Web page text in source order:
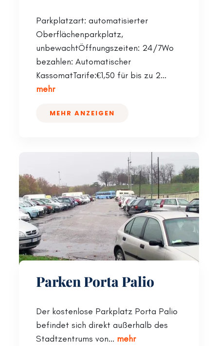
Parkplatzart: automatisierter
Oberflächenparkplatz,
unbewachtÖffnungszeiten: 24/7Wo
bezahlen: Automatischer
KassomatTarife:€1,50 für bis zu 2...
mehr
MEHR ANZEIGEN
Parken Porta Palio
Der kostenlose Parkplatz Porta Palio
befindet sich direkt außerhalb des
Stadtzentrums von... mehr